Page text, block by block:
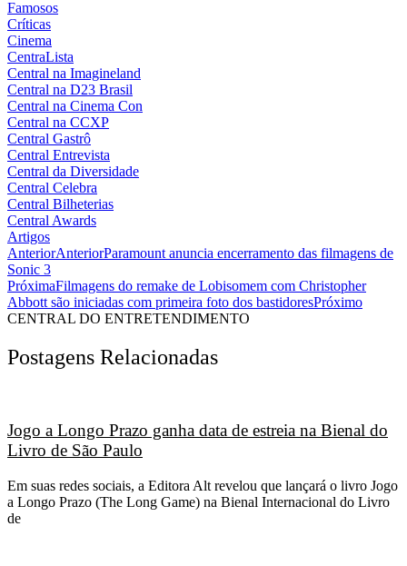
Famosos
Críticas
Cinema
CentraLista
Central na Imagineland
Central na D23 Brasil
Central na Cinema Con
Central na CCXP
Central Gastrô
Central Entrevista
Central da Diversidade
Central Celebra
Central Bilheterias
Central Awards
Artigos
AnteriorAnteriorParamount anuncia encerramento das filmagens de
Sonic 3
PróximaFilmagens do remake de Lobisomem com Christopher
Abbott são iniciadas com primeira foto dos bastidoresPróximo
CENTRAL DO ENTRETENDIMENTO
Postagens Relacionadas
Jogo a Longo Prazo ganha data de estreia na Bienal do
Livro de São Paulo
Em suas redes sociais, a Editora Alt revelou que lançará o livro Jogo
a Longo Prazo (The Long Game) na Bienal Internacional do Livro
de